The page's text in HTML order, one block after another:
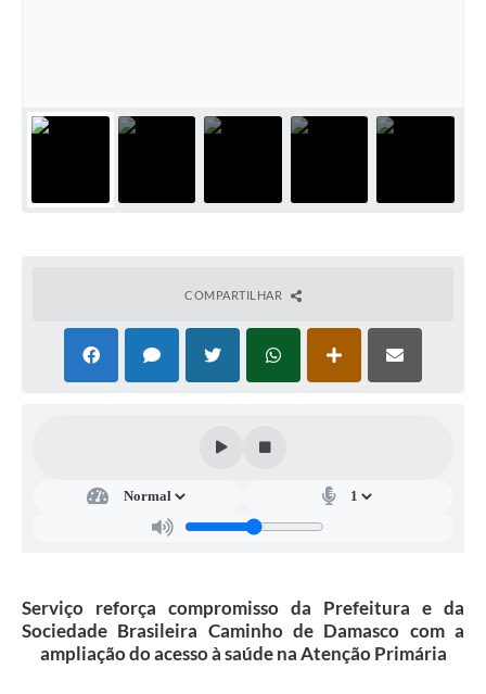
Concursos
Defesa Civil
NFSE
COMPARTILHAR
Serviço reforça compromisso da Prefeitura e da
Sociedade Brasileira Caminho de Damasco com a
ampliação do acesso à saúde na Atenção Primária